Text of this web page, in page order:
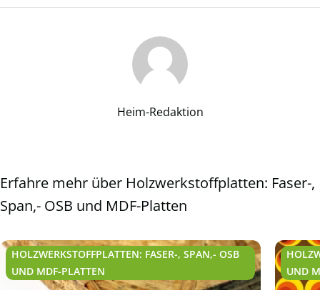
Heim-Redaktion
Erfahre mehr über Holzwerkstoffplatten: Faser-,
Span,- OSB und MDF-Platten
HOLZWERKSTOFFPLATTEN: FASER-, SPAN,- OSB
UND MDF-PLATTEN
UND